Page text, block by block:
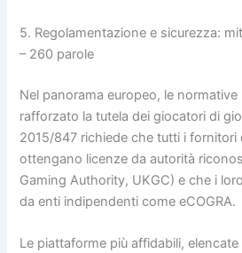
5. Regolamentazione e sicurezza:
– 260 parole
Nel panorama europeo, le normative
rafforzato la tutela dei giocatori di
2015/847 richiede che tutti i fornitori
ottengano licenze da autorità
Gaming Authority, UKGC) e che i
da enti indipendenti come eCOGRA.
Le piattaforme più affidabili, elencate